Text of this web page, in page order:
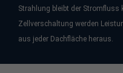
Strahlung bleibt der
Zellverschaltung werden
aus jeder Dachfläche heraus.